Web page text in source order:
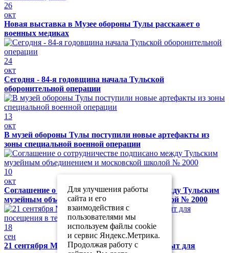
26
окт
Новая выставка в Музее обороны Тулы расскажет о
военных медиках
24
окт
Сегодня - 84-я годовщина начала Тульской
оборонительной операции
13
окт
В музей обороны Тулы поступили новые артефакты из
зоны специальной военной операции
10
окт
Соглашение о сотрудничестве подписано между Тульским
музейным объединением и московской школой № 2000
18
сен
21 сентября Музей обороны Тулы будет закрыт для
Для улучшения работы
сайта и его
взаимодействия с
пользователями мы
используем файлы cookie
и сервис Яндекс.Метрика.
Продолжая работу с